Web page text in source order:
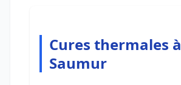
Cures thermales à
Saumur